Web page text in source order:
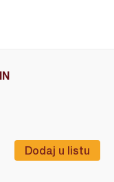
Dodaj u listu